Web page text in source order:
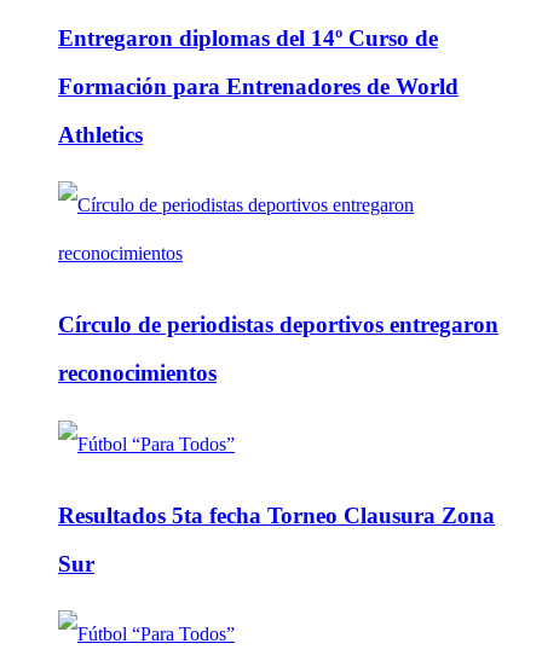
Entregaron diplomas del 14º Curso de
Formación para Entrenadores de World
Athletics
Círculo de periodistas deportivos entregaron
reconocimientos
Resultados 5ta fecha Torneo Clausura Zona
Sur